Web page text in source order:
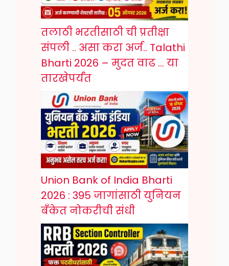
तलाठी भरतीसाठी ची प्रतीक्षा
संपली .. असा करा अर्ज.. Talathi
Bharti 2026 – मुदत वाढ … या
तारखेपर्यंत
Union Bank of India Bharti
2026 : 395 जागांसाठी युनियन
बँकेत नोकरीची संधी